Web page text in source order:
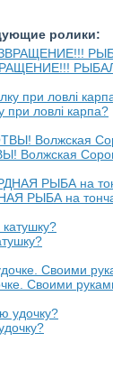
ролики:
при ловлі карпа?
Сорога
РЫБА на
Своими